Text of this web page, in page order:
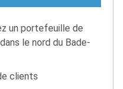
un portefeuille de
le nord du Bade-
clients